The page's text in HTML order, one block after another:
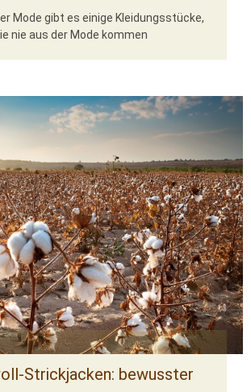
Mode gibt es einige Kleidungsstücke,
nie aus der Mode kommen
Strickjacken: bewusster